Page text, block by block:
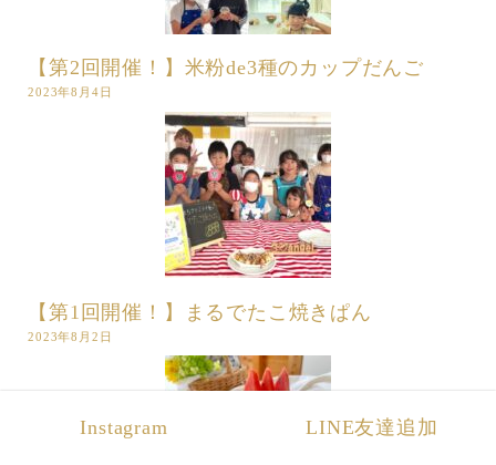
【第2回開催！】米粉de3種のカップだんご
2023年8月4日
【第1回開催！】まるでたこ焼きぱん
2023年8月2日
Instagram LINE友達追加